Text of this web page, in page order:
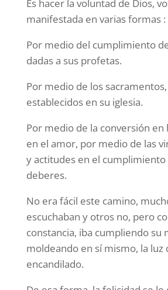
Es hacer la voluntad de Dios,
manifestada en varias formas :
Por medio del cumplimiento
dadas a sus profetas.
Por medio de los
establecidos en su iglesia.
Por medio de la conversión
en el amor, por medio de las
y actitudes en el cumplimiento
deberes.
No era fácil este camino,
escuchaban y otros no, pero
constancia, iba cumpliendo su
moldeando en sí mismo, la luz
encandilado.